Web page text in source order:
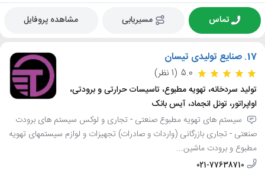
تماس مسیریابی مشاهده پروفایل
17. صنایع تولیدی تیسان
5.0 (1 نظر)
تولید سردخانه، تهویه مطبوع، تاسیسات حرارتی و برودتی،
اواپراتور، تونل انجماد، آیس بانک
سیستم های تهویه مطبوع صنعتی - تجاری و لوکس سیستم های برودت
صنعتی - تجاری بازرگانی (واردات و صادرات) تجهیزات و لوازم سیستمهای تهویه
مطبوع و برودت ماشین...
021-77638710